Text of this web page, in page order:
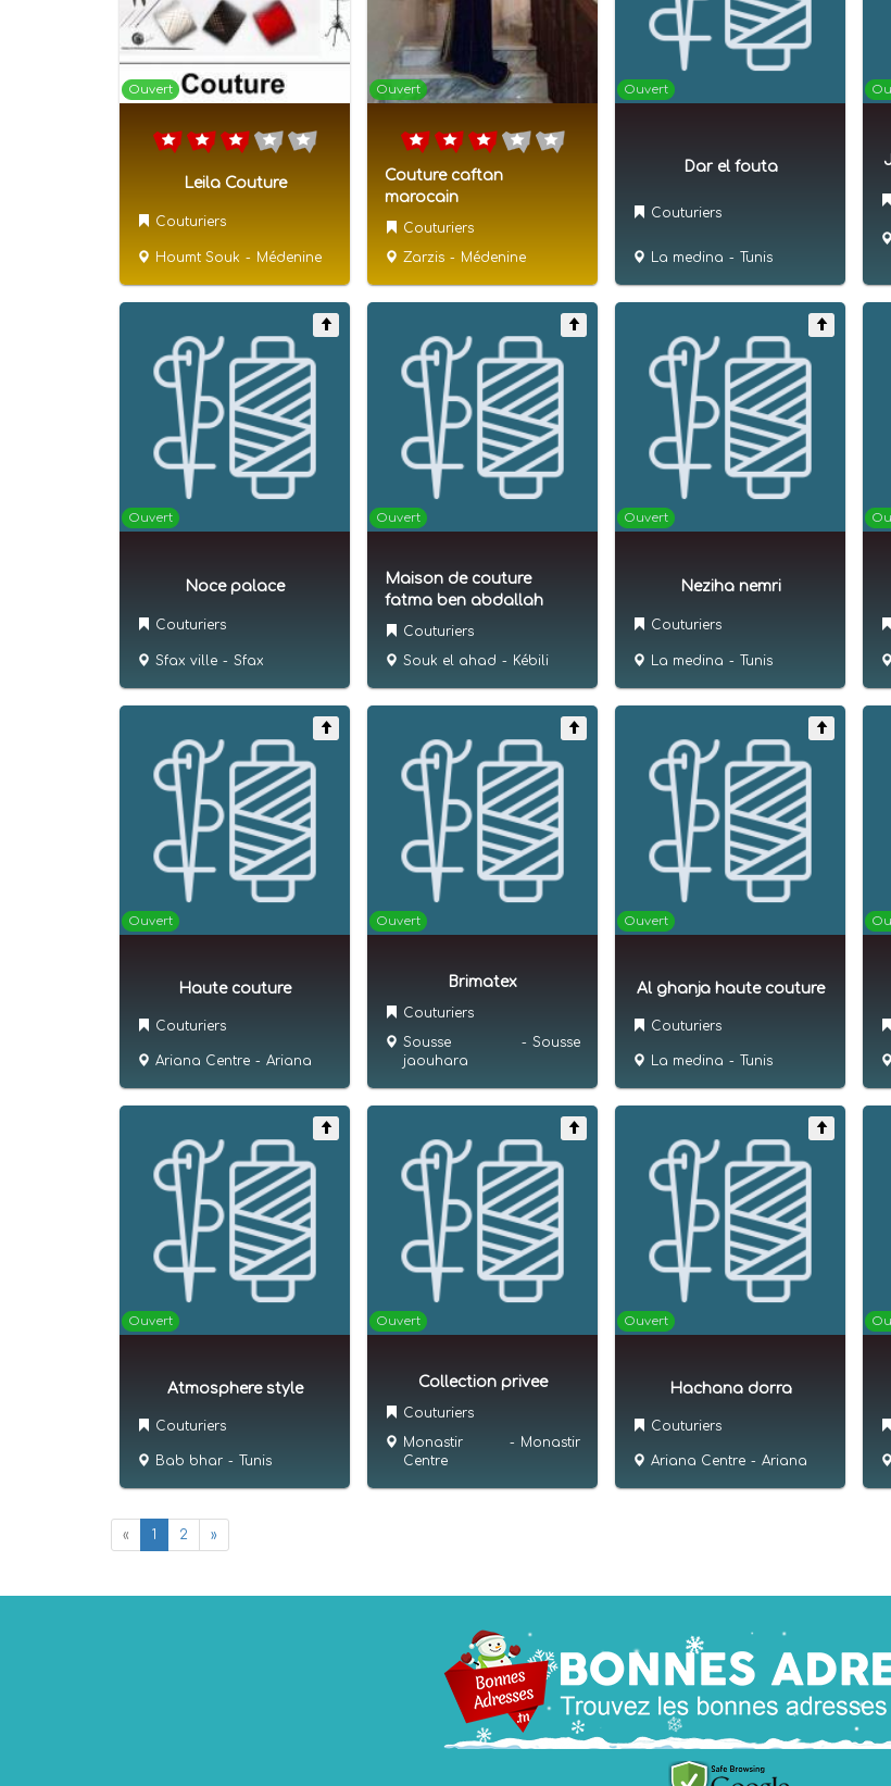
Ouvert
Leila Couture
Couturiers
Houmt Souk - Médenine
Ouvert
Couture caftan
marocain
Couturiers
Zarzis - Médenine
Ouvert
Dar el fouta
Couturiers
La medina - Tunis
Ouvert
Noce palace
Couturiers
Sfax ville - Sfax
Ouvert
Maison de couture
fatma ben abdallah
Couturiers
Souk el ahad - Kébili
Ouvert
Neziha nemri
Couturiers
La medina - Tunis
Ouvert
Haute couture
Couturiers
Ariana Centre - Ariana
Ouvert
Brimatex
Couturiers
Sousse
jaouhara
- Sousse
Ouvert
Al ghanja haute couture
Couturiers
La medina - Tunis
Ouvert
Atmosphere style
Couturiers
Bab bhar - Tunis
Ouvert
Collection privee
Couturiers
Monastir
Centre
- Monastir
Ouvert
Hachana dorra
Couturiers
Ariana Centre - Ariana
« 1 2 »